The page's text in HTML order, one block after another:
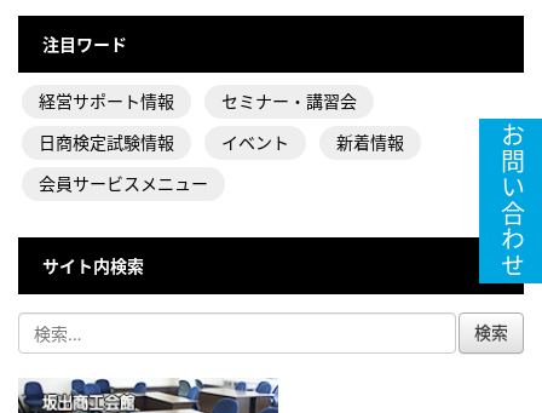
注目ワード
経営サポート情報
セミナー・講習会
日商検定試験情報
イベント
新着情報
会員サービスメニュー
サイト内検索 お問い合わせ